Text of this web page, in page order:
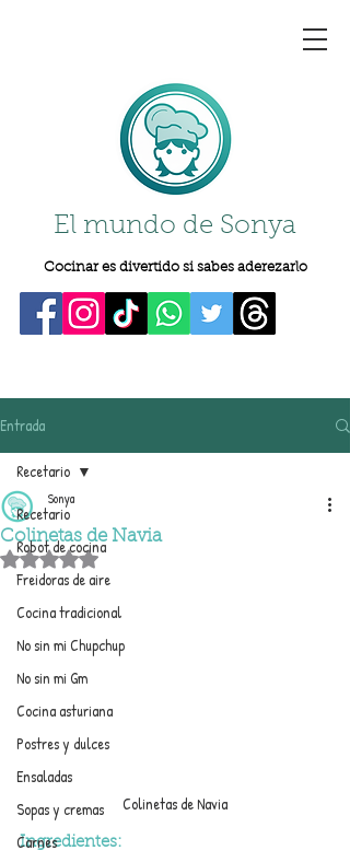
El mundo de Sonya
Cocinar es divertido si sabes aderezarlo
Entrada
Recetario
Robot de cocina
Freidoras de aire
Cocina tradicional
No sin mi Chupchup
No sin mi Gm
Cocina asturiana
Postres y dulces
Ensaladas
Sopas y cremas
Carnes
Recetario
Colinetas de Navia
Sonya
Obtuvo NaN de 5 estrellas.
Colinetas de Navia
Ingredientes: